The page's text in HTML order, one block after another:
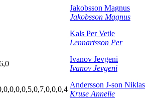
Jakobsson Magnus
Jakobsson Magnus
Kals Per Vetle
Lennartsson Per
Ivanov Jevgeni
Ivanov Jevgeni
Andersson J-son Niklas
Kruse Annelie